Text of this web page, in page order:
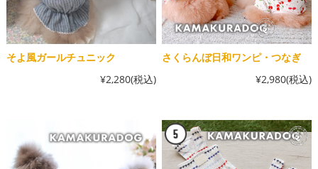
そよ風ガールチュニック
¥2,280(税込)
さくらんぼ日和ワンピ・つなぎ
¥2,980(税込)